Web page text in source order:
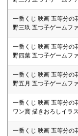
一番くじ 映画 五等分の
野三玖 五つ子ゲームフ
一番くじ 映画 五等分の
野四葉 五つ子ゲームフ
一番くじ 映画 五等分の
野五月 五つ子ゲームフ
一番くじ 映画 五等分の
ワン賞 描きおろしイラ
一番くじ 映画 五等分の